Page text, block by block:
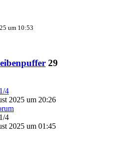
um 10:53
29
4
2025 um 20:26
4
2025 um 01:45